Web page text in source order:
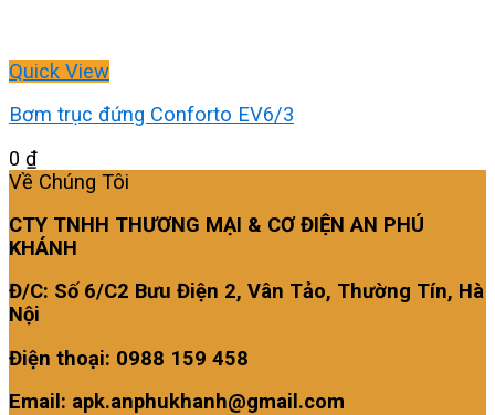
Quick View
Bơm trục đứng Conforto EV6/3
0 ₫
Về Chúng Tôi
CTY TNHH THƯƠNG MẠI & CƠ ĐIỆN AN PHÚ
KHÁNH
Đ/C: Số 6/C2 Bưu Điện 2, Vân Tảo, Thường Tín, Hà
Nội
Điện thoại: 0988 159 458
Email: apk.anphukhanh@gmail.com